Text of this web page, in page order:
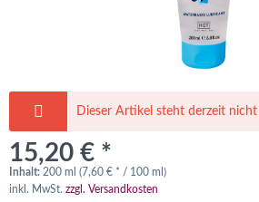
Dieser Artikel steht derzeit
15,20 € *
Inhalt: 200 ml (7,60 € * / 100 ml)
inkl. MwSt. zzgl. Versandkosten